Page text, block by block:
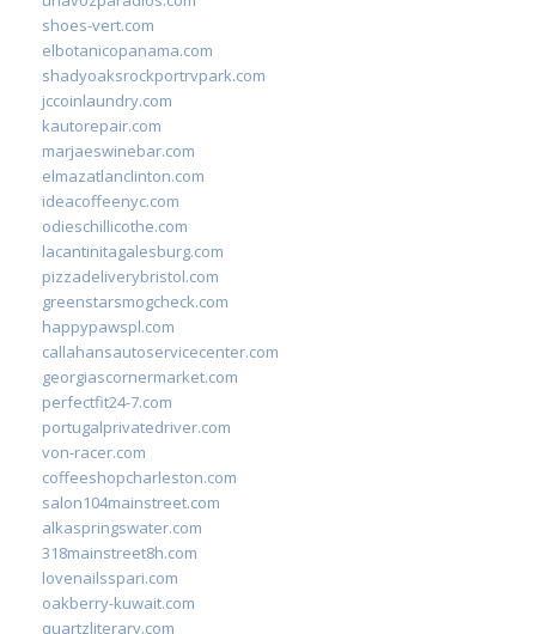
shoes-vert.com
elbotanicopanama.com
shadyoaksrockportrvpark.com
jccoinlaundry.com
kautorepair.com
marjaeswinebar.com
elmazatlanclinton.com
ideacoffeenyc.com
odieschillicothe.com
lacantinitagalesburg.com
pizzadeliverybristol.com
greenstarsmogcheck.com
happypawspl.com
callahansautoservicecenter.com
georgiascornermarket.com
perfectfit24-7.com
portugalprivatedriver.com
von-racer.com
coffeeshopcharleston.com
salon104mainstreet.com
alkaspringswater.com
318mainstreet8h.com
lovenailsspari.com
oakberry-kuwait.com
quartzliterary.com